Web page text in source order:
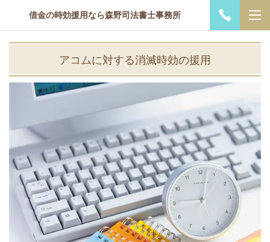
借金の時効援用なら森野司法書士事務所
アコムに対する消滅時効の援用